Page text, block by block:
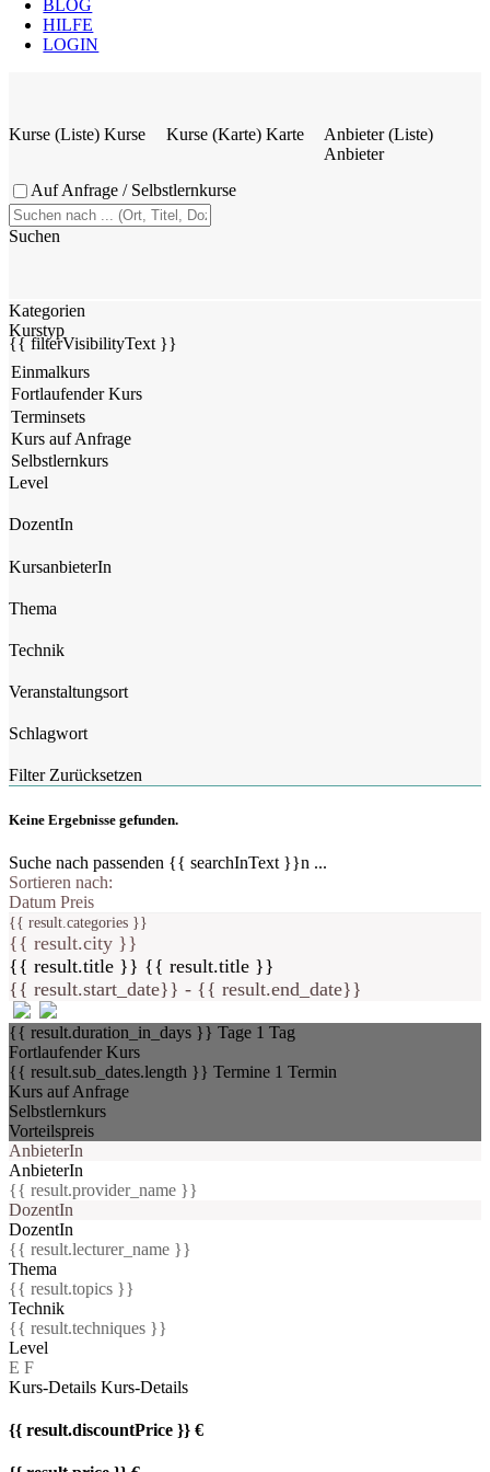
BLOG
HILFE
LOGIN
Kurse (Liste) Kurse Kurse (Karte) Karte
Anbieter (Liste)
Anbieter
Auf Anfrage / Selbstlernkurse
Suchen
{{ filterVisibilityText }}
Kategorien
Kurstyp
Level
DozentIn
KursanbieterIn
Thema
Technik
Veranstaltungsort
Schlagwort
Filter Zurücksetzen
Keine Ergebnisse gefunden.
Suche nach passenden {{ searchInText }}n ...
Sortieren nach:
Datum Preis
{{ result.categories }}
{{ result.city }}
{{ result.title }} {{ result.title }}
{{ result.start_date}} - {{ result.end_date}}
{{ result.duration_in_days }} Tage 1 Tag
Fortlaufender Kurs
{{ result.sub_dates.length }} Termine 1 Termin
Kurs auf Anfrage
Selbstlernkurs
Vorteilspreis
AnbieterIn
AnbieterIn
{{ result.provider_name }}
DozentIn
DozentIn
{{ result.lecturer_name }}
Thema
{{ result.topics }}
Technik
{{ result.techniques }}
Level
E F
Kurs-Details Kurs-Details
{{ result.discountPrice }} €